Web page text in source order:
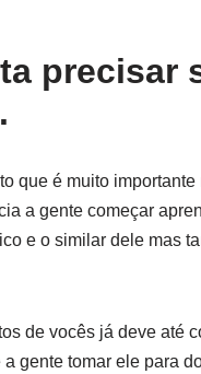
precisar
que é muito
a gente começar
e o similar dele mas
de vocês já deve até
gente tomar ele para